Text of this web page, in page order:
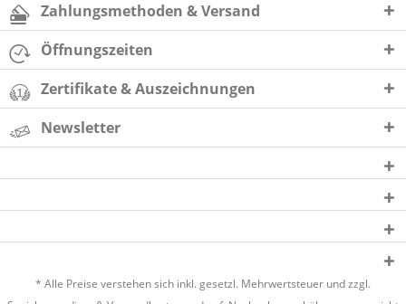
Zahlungsmethoden & Versand
Öffnungszeiten
Zertifikate & Auszeichnungen
Newsletter
* Alle Preise verstehen sich inkl. gesetzl. Mehrwertsteuer und zzgl.